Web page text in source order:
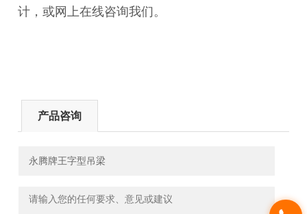
计，或网上在线咨询我们。
产品咨询